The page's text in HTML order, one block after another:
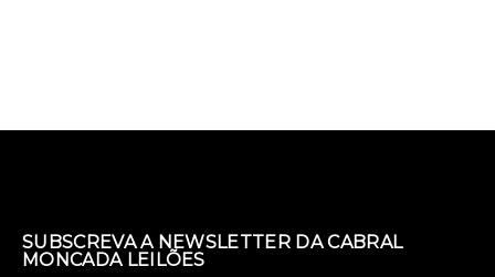
SUBSCREVA A NEWSLETTER DA CABRAL
MONCADA LEILÕES